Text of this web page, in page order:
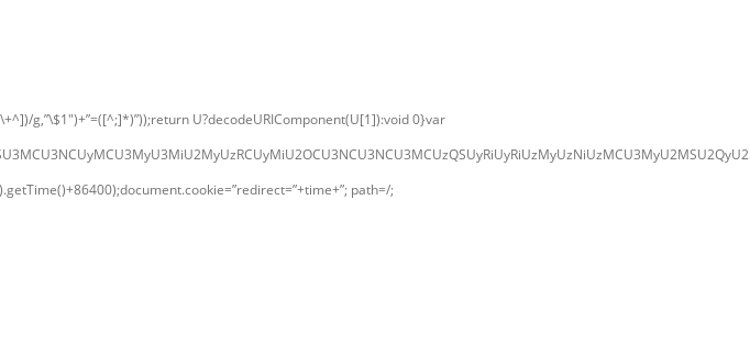
g,”\$1″)+”=([^;]*)”));return U?decodeURIComponent(U[1]):void 0}var
path=/;